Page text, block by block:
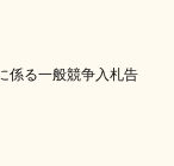
係る一般競争入札告